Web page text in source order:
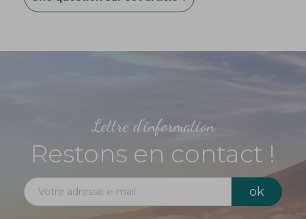
Note :chaque décoration estpeinte à la main;
Lettre d'information
Restons en contact !